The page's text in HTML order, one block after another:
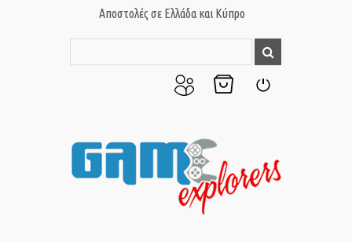
Αποστολές σε Ελλάδα και Κύπρο
μου